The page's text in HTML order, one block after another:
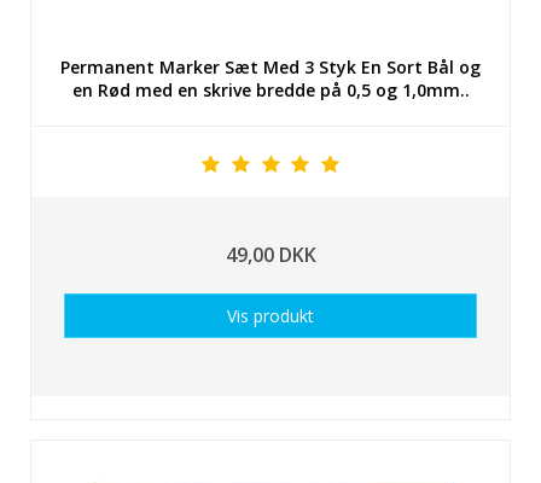
Permanent Marker Sæt Med 3 Styk En Sort Bål og
en Rød med en skrive bredde på 0,5 og 1,0mm..
49,00 DKK
Vis produkt